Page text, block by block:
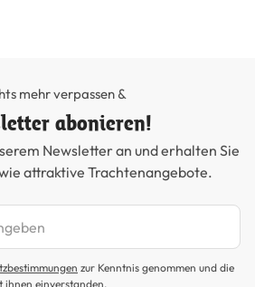
mehr verpassen &
abonieren!
Newsletter an und erhalten Sie
attraktive Trachtenangebote.
zur Kenntnis genommen und die
ihnen einverstanden.